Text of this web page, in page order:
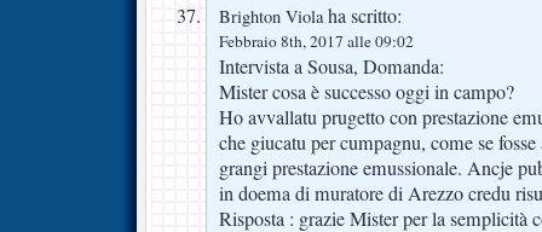
Brighton Violaha scritto:
Febbraio 8th, 2017 alle 09:02
Intervista a Sousa, Domanda:
Mister cosa è successo oggi in campo?
Ho avvallatu prugetto con prestazione
che giucatu per cumpagnu, come se
grangi prestazione emussionale. Ancje
in doema di muratore di Arezzo credu
Risposta : grazie Mister per la semplicità